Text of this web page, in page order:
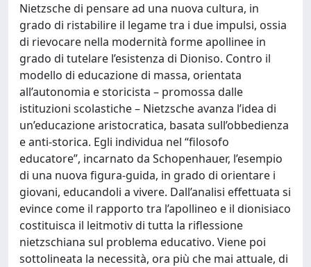
Nietzsche di pensare ad una nuova cultura, in
grado di ristabilire il legame tra i due impulsi, ossia
di rievocare nella modernità forme apollinee in
grado di tutelare l’esistenza di Dioniso. Contro il
modello di educazione di massa, orientata
all’autonomia e storicista – promossa dalle
istituzioni scolastiche – Nietzsche avanza l’idea di
un’educazione aristocratica, basata sull’obbedienza
e anti-storica. Egli individua nel “filosofo
educatore”, incarnato da Schopenhauer, l’esempio
di una nuova figura-guida, in grado di orientare i
giovani, educandoli a vivere. Dall’analisi effettuata si
evince come il rapporto tra l’apollineo e il dionisiaco
costituisca il leitmotiv di tutta la riflessione
nietzschiana sul problema educativo. Viene poi
sottolineata la necessità, ora più che mai attuale, di